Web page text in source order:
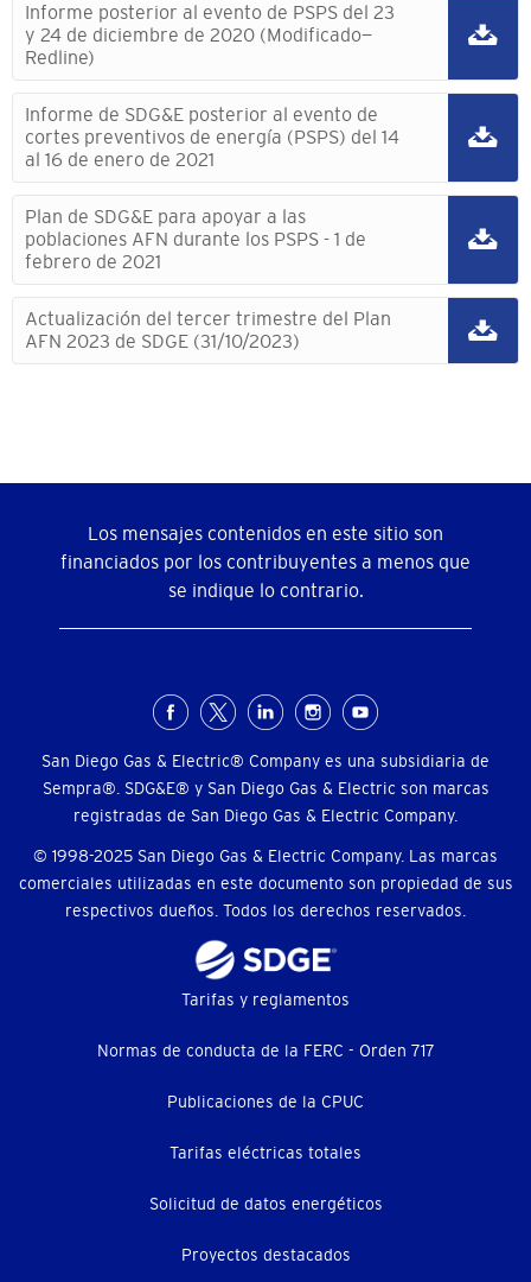
Informe posterior al evento de PSPS del 23
y 24 de diciembre de 2020 (Modificado—
Redline)
Informe de SDG&E posterior al evento de
cortes preventivos de energía (PSPS) del 14
al 16 de enero de 2021
Plan de SDG&E para apoyar a las
poblaciones AFN durante los PSPS - 1 de
febrero de 2021
Actualización del tercer trimestre del Plan
AFN 2023 de SDGE (31/10/2023)
Los mensajes contenidos en este sitio son
financiados por los contribuyentes a menos que
se indique lo contrario.
social
San Diego Gas & Electric® Company es una subsidiaria de
Sempra®. SDG&E® y San Diego Gas & Electric son marcas
registradas de San Diego Gas & Electric Company.
© 1998-2025 San Diego Gas & Electric Company. Las marcas
comerciales utilizadas en este documento son propiedad de sus
respectivos dueños. Todos los derechos reservados.
menu
secundario)
Tarifas y reglamentos
Normas de conducta de la FERC - Orden 717
Publicaciones de la CPUC
Tarifas eléctricas totales
Solicitud de datos energéticos
Proyectos destacados